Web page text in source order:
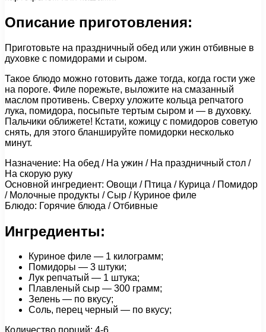
Описание приготовления:
Приготовьте на праздничный обед или ужин отбивные в
духовке с помидорами и сыром.
Такое блюдо можно готовить даже тогда, когда гости уже
на пороге. Филе порежьте, выложите на смазанный
маслом противень. Сверху уложите кольца репчатого
лука, помидора, посыпьте тертым сыром и — в духовку.
Пальчики оближете! Кстати, кожицу с помидоров советую
снять, для этого бланшируйте помидорки несколько
минут.
Назначение: На обед / На ужин / На праздничный стол /
На скорую руку
Основной ингредиент: Овощи / Птица / Курица / Помидор
/ Молочные продукты / Сыр / Куриное филе
Блюдо: Горячие блюда / Отбивные
Ингредиенты:
Куриное филе — 1 килограмм;
Помидоры — 3 штуки;
Лук репчатый — 1 штука;
Плавленый сыр — 300 грамм;
Зелень — по вкусу;
Соль, перец черный — по вкусу;